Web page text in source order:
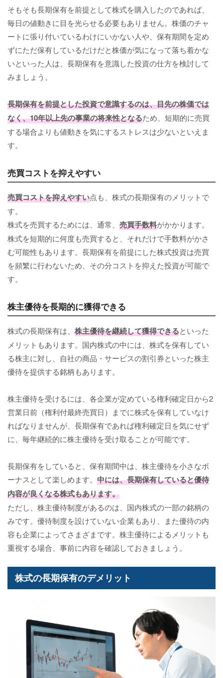
そもそも長期保有を前提として株式を購入したのであれば、
毎日の値動きに目を光らせる必要もありません。株価のチャ
ートに張り付いているわけにいかない人や、保有期間を定め
ずにただ保有しているだけだと株価が気になって落ち着かな
いといった人は、長期保有を意識した投資の仕方を検討して
みましょう。
長期保有を前提とした投資で意識するのは、目先の株価では
なく、10年以上先の事業の将来性となるため、短期的に売買
する場合よりも値動きを気にするストレスは少ないといえま
す。
売買コストを抑えやすい
売買コストを抑えやすい点も、株式の長期保有のメリットで
す。
株式を売買するためには、通常、 売買手数料がかかります。
株式を短期的に何度も売買すると、それだけで手数料がかさ
む可能性もあります。長期保有を前提にした株式投資は売買
を頻繁に行わないため、その分コストを抑えた投資が可能で
す。
株主優待を長期的に獲得できる
株式の長期保有は、 株主優待を継続して獲得できるといった
メリットもあります。国内株式の中には、株式を保有してい
る株主に対し、自社の商品・サービスの割引券といった株主
優待を提供する銘柄もあります。
株主優待を受けるには、各企業が定めている権利確定日から2
営業日前（権利付最終売買日）までに株式を保有していなけ
ればなりませんが、長期保有であれば権利確定日を気にせず
に、毎年継続的に株主優待を受け取ることが可能です。
長期保有をしていると、保有期間中は、株主優待を小さなボ
ーナスとして楽しめます。 中には、長期保有していると優待
内容が良くなる株式もあります。
ただし、株主優待制度があるのは、国内株式の一部の銘柄の
みです。優待制度を設けていない企業もあり、また優待の内
容も企業によってさまざまです。株主優待によるメリットも
重視する場合、事前に内容を確認しておきましょう。
株式の長期保有のデメリット